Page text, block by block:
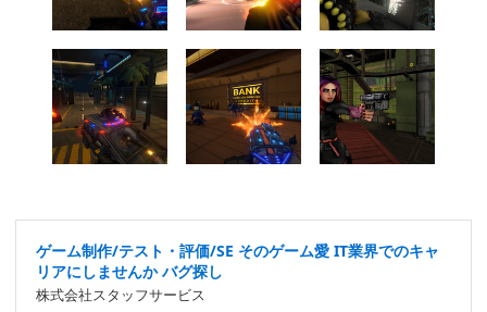
ゲーム制作/テスト・評価/SE そのゲーム愛 IT業界でのキャ
リアにしませんか バグ探し
株式会社スタッフサービス